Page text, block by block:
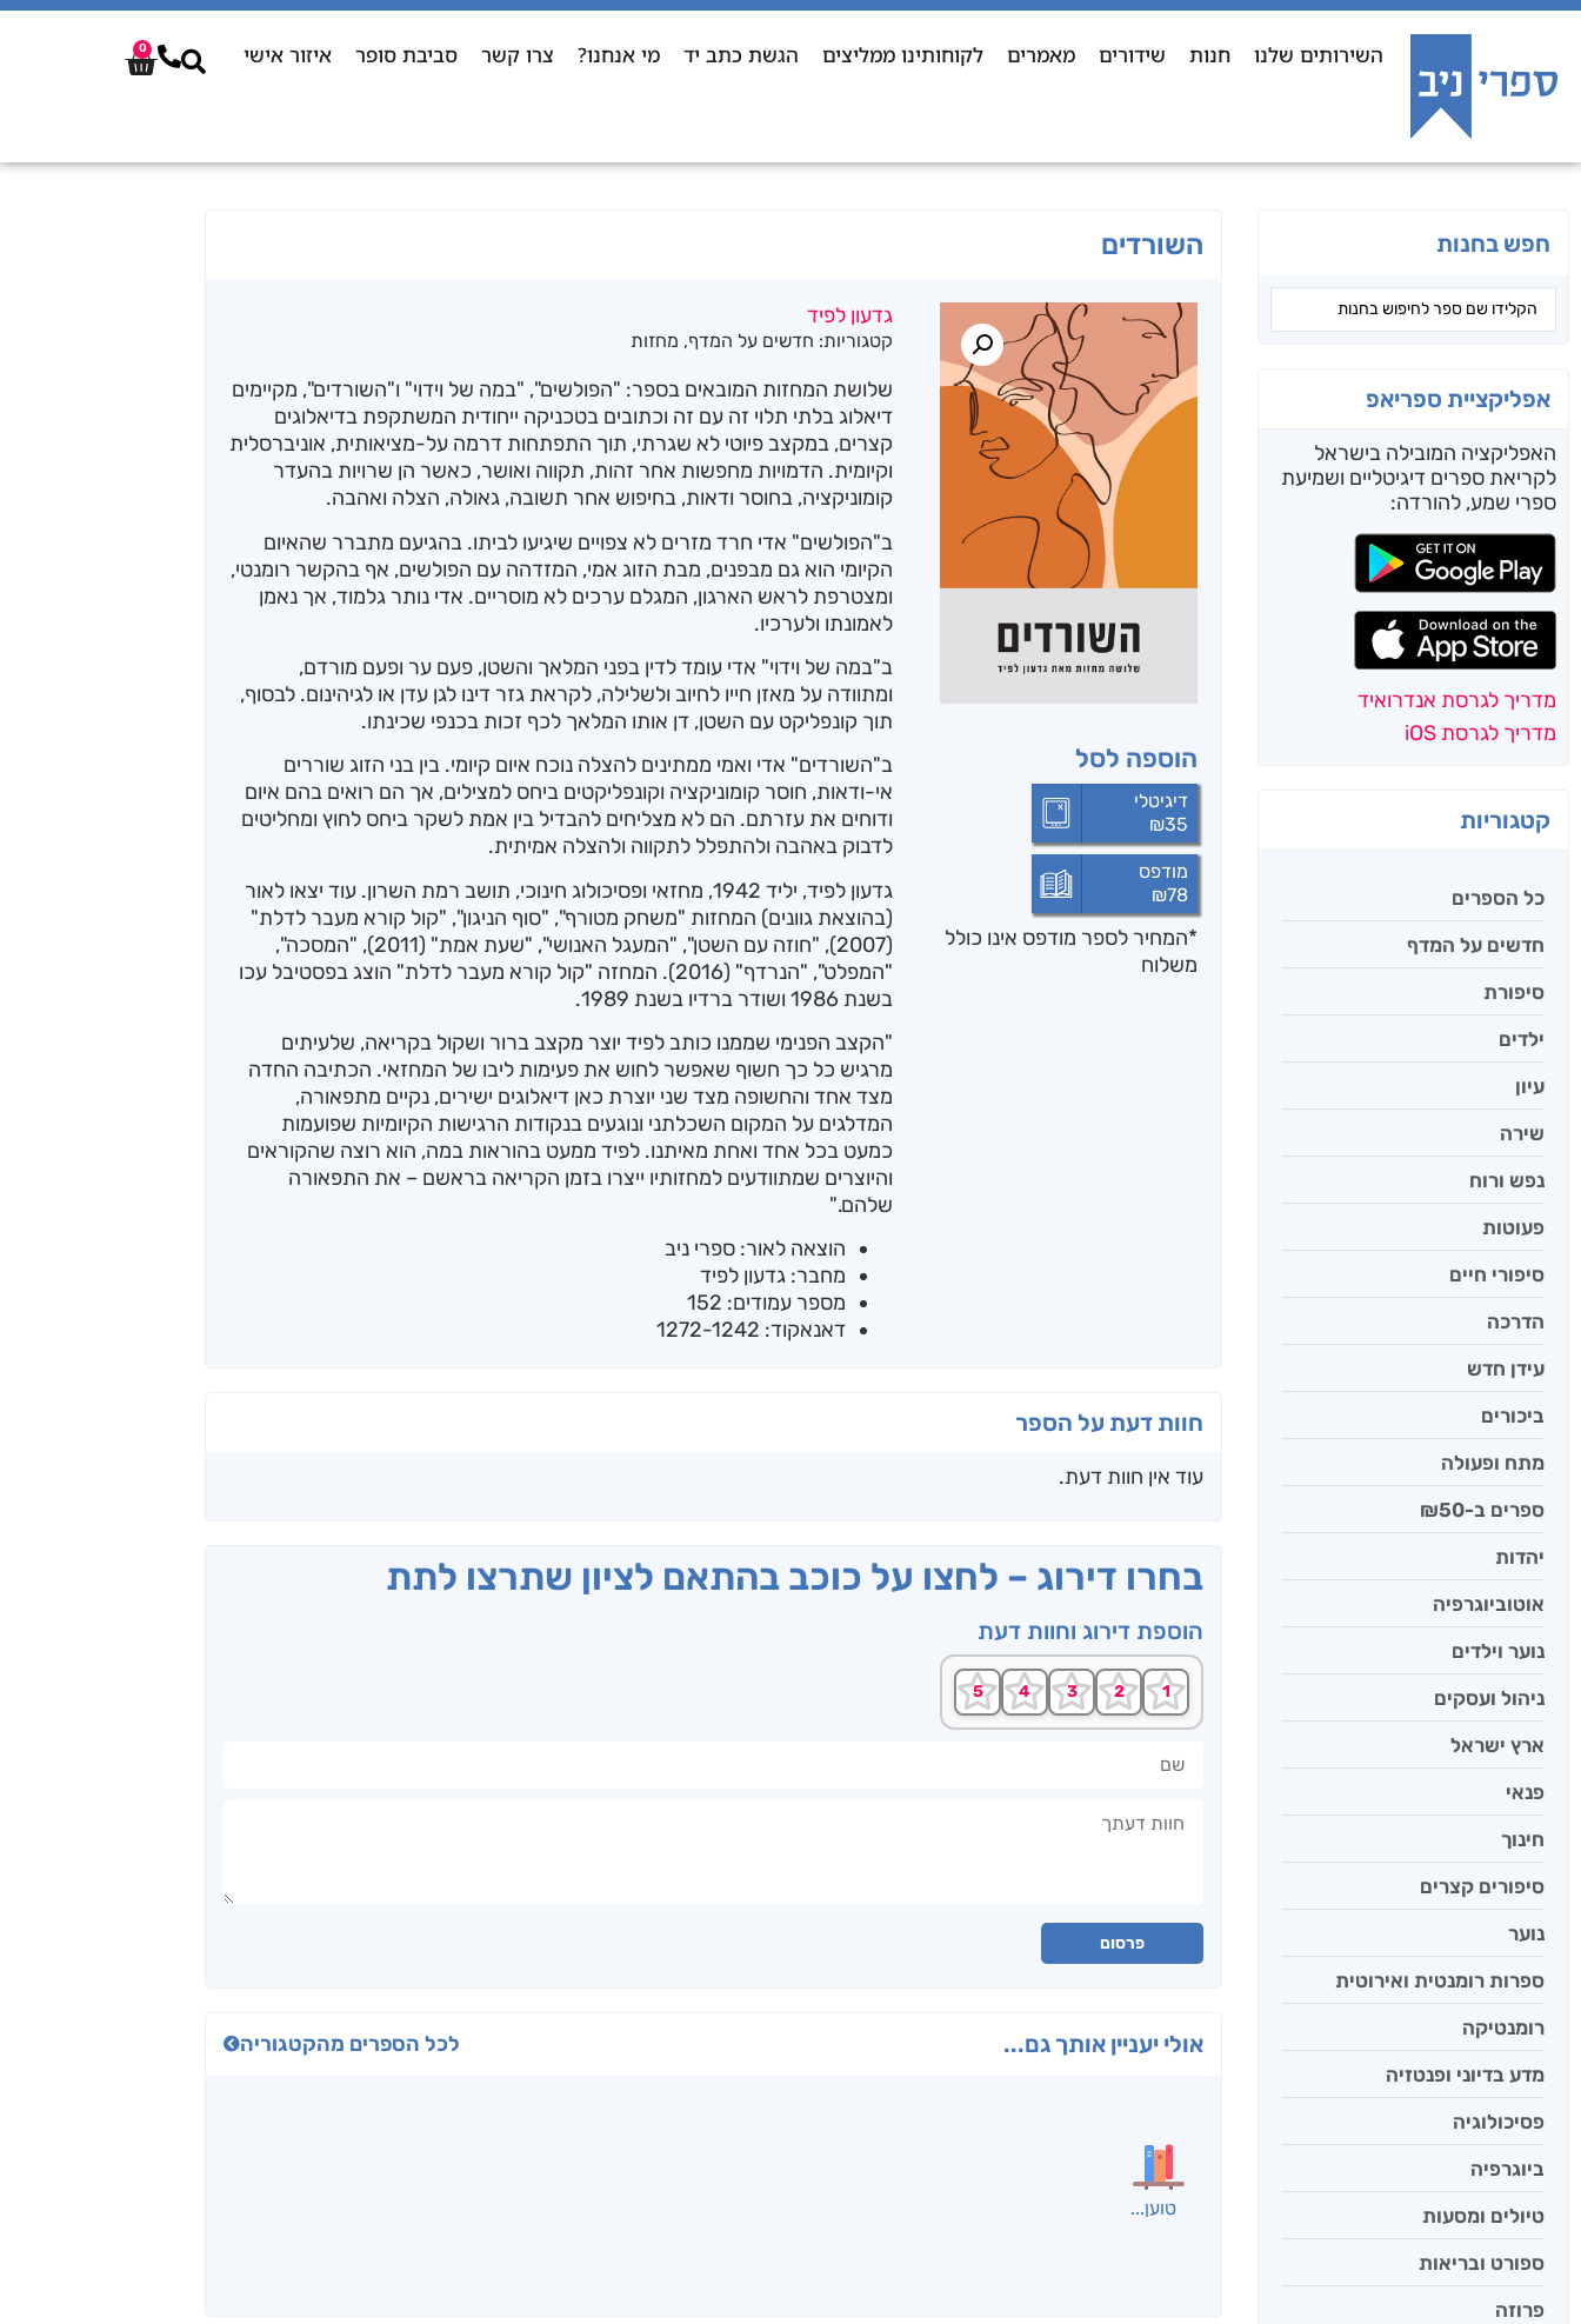
השירותים שלנו חנות שידורים מאמרים לקוחותינו ממליצים הגשת כתב יד מי אנחנו? צרו קשר סביבת סופר איזור אישי 0
חפש בחנות
אפליקציית ספריאפ
האפליקציה המובילה בישראל
לקריאת ספרים דיגיטליים ושמיעת
ספרי שמע, להורדה:
מדריך לגרסת אנדרואיד
מדריך לגרסת iOS
קטגוריות
כל הספרים
חדשים על המדף
סיפורת
ילדים
עיון
שירה
נפש ורוח
פעוטות
סיפורי חיים
הדרכה
עידן חדש
ביכורים
מתח ופעולה
ספרים ב-₪50
יהדות
אוטוביוגרפיה
נוער וילדים
ניהול ועסקים
ארץ ישראל
פנאי
חינוך
סיפורים קצרים
נוער
ספרות רומנטית ואירוטית
רומנטיקה
מדע בדיוני ופנטזיה
פסיכולוגיה
ביוגרפיה
טיולים ומסעות
ספורט ובריאות
פרוזה
השורדים
הוספה לסל
דיגיטלי
₪35
מודפס
₪78
*המחיר לספר מודפס אינו כולל
משלוח
גדעון לפיד
קטגוריות: חדשים על המדף, מחזות
שלושת המחזות המובאים בספר: "הפולשים", "במה של וידוי" ו"השורדים", מקיימים
דיאלוג בלתי תלוי זה עם זה וכתובים בטכניקה ייחודית המשתקפת בדיאלוגים
קצרים, במקצב פיוטי לא שגרתי, תוך התפתחות דרמה על-מציאותית, אוניברסלית
וקיומית. הדמויות מחפשות אחר זהות, תקווה ואושר, כאשר הן שרויות בהעדר
קומוניקציה, בחוסר ודאות, בחיפוש אחר תשובה, גאולה, הצלה ואהבה.
ב"הפולשים" אדי חרד מזרים לא צפויים שיגיעו לביתו. בהגיעם מתברר שהאיום
הקיומי הוא גם מבפנים, מבת הזוג אמי, המזדהה עם הפולשים, אף בהקשר רומנטי,
ומצטרפת לראש הארגון, המגלם ערכים לא מוסריים. אדי נותר גלמוד, אך נאמן
לאמונתו ולערכיו.
ב"במה של וידוי" אדי עומד לדין בפני המלאך והשטן, פעם ער ופעם מורדם,
ומתוודה על מאזן חייו לחיוב ולשלילה, לקראת גזר דינו לגן עדן או לגיהינום. לבסוף,
תוך קונפליקט עם השטן, דן אותו המלאך לכף זכות בכנפי שכינתו.
ב"השורדים" אדי ואמי ממתינים להצלה נוכח איום קיומי. בין בני הזוג שוררים
אי-ודאות, חוסר קומוניקציה וקונפליקטים ביחס למצילים, אך הם רואים בהם איום
ודוחים את עזרתם. הם לא מצליחים להבדיל בין אמת לשקר ביחס לחוץ ומחליטים
לדבוק באהבה ולהתפלל לתקווה ולהצלה אמיתית.
גדעון לפיד, יליד 1942, מחזאי ופסיכולוג חינוכי, תושב רמת השרון. עוד יצאו לאור
(בהוצאת גוונים) המחזות "משחק מטורף", "סוף הניגון", "קול קורא מעבר לדלת"
(2007), "חוזה עם השטן", "המעגל האנושי", "שעת אמת" (2011), "המסכה",
"המפלט", "הנרדף" (2016). המחזה "קול קורא מעבר לדלת" הוצג בפסטיבל עכו
בשנת 1986 ושודר ברדיו בשנת 1989.
"הקצב הפנימי שממנו כותב לפיד יוצר מקצב ברור ושקול בקריאה, שלעיתים
מרגיש כל כך חשוף שאפשר לחוש את פעימות ליבו של המחזאי. הכתיבה החדה
מצד אחד והחשופה מצד שני יוצרת כאן דיאלוגים ישירים, נקיים מתפאורה,
המדלגים על המקום השכלתני ונוגעים בנקודות הרגישות הקיומיות שפועמות
כמעט בכל אחד ואחת מאיתנו. לפיד ממעט בהוראות במה, הוא רוצה שהקוראים
והיוצרים שמתוודעים למחזותיו ייצרו בזמן הקריאה בראשם – את התפאורה
שלהם."
הוצאה לאור: ספרי ניב
מחבר: גדעון לפיד
מספר עמודים: 152
דאנאקוד: 1272-1242
חוות דעת על הספר
עוד אין חוות דעת.
בחרו דירוג – לחצו על כוכב בהתאם לציון שתרצו לתת
הוספת דירוג וחוות דעת
פרסום
אולי יעניין אותך גם... לכל הספרים מהקטגוריה